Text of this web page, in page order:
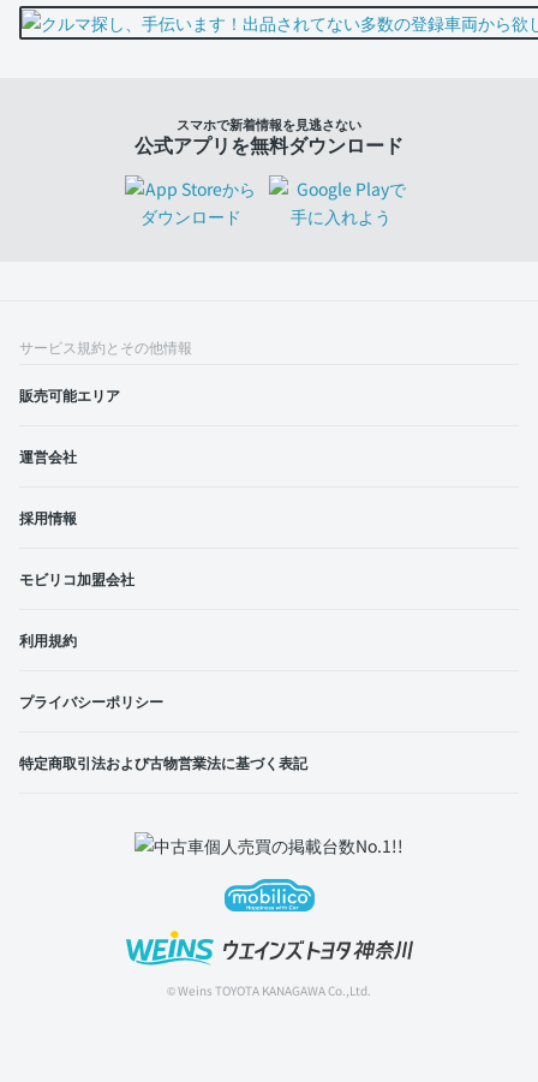
スマホで新着情報を見逃さない
公式アプリを無料ダウンロード
サービス規約とその他情報
販売可能エリア
運営会社
採用情報
モビリコ加盟会社
利用規約
プライバシーポリシー
特定商取引法および古物営業法に基づく表記
© Weins TOYOTA KANAGAWA Co.,Ltd.